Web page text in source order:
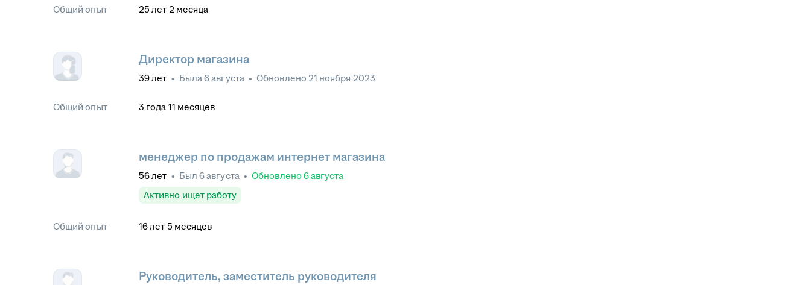
Общий опыт 25 лет 2 месяца
Директор магазина
39лет • Была6 августа • Обновлено 21 ноября 2023
Общий опыт 3 года 11 месяцев
менеджер по продажам интернет магазина
56лет • Был 6 августа • Обновлено 6 августа
Активно ищет работу
Общий опыт 16лет 5 месяцев
Руководитель, заместитель руководителя